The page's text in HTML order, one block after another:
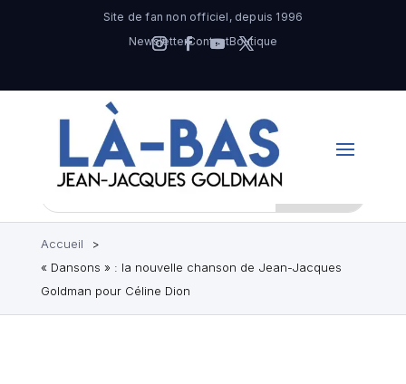
Site de fan non officiel, depuis 1996
NewsletterContactBoutique
Accueil
« Dansons » : la nouvelle chanson de Jean-Jacques
Goldman pour Céline Dion